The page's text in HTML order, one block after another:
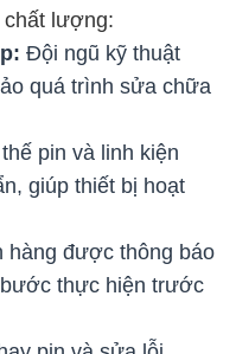
chất lượng:
Đội ngũ kỹ thuật
quá trình sửa chữa
pin và linh kiện
giúp thiết bị hoạt
hàng được thông báo
thực hiện trước